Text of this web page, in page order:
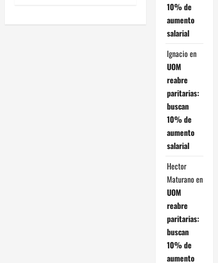
g
10% de
aumento
salarial
Ignacio en
UOM
reabre
paritarias:
buscan
10% de
aumento
salarial
Hector
Maturano en
UOM
reabre
paritarias:
buscan
10% de
aumento